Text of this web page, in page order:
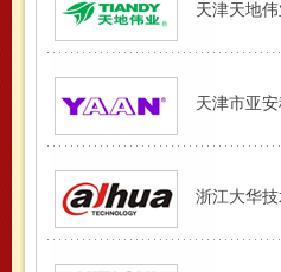
天津天地
天津市亚
浙江大华